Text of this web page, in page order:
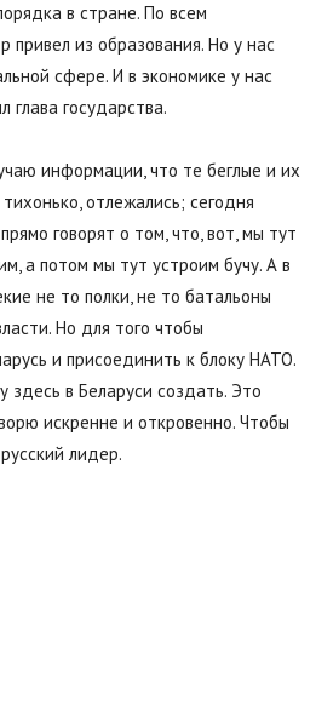
в стране. По всем
привел из образования. Но у нас
сфере. И в экономике у нас
глава государства.
информации, что те беглые и их
отлежались; сегодня
говорят о том, что, вот, мы тут
а потом мы тут устроим бучу. А в
не то полки, не то батальоны
Но для того чтобы
и присоединить к блоку НАТО.
здесь в Беларуси создать. Это
искренне и откровенно. Чтобы
лидер.